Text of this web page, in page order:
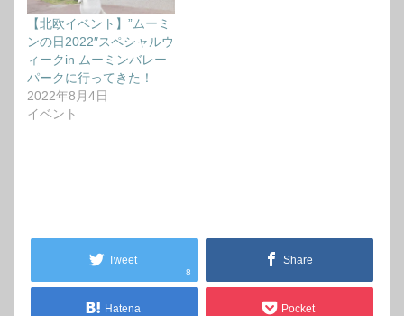
【北欧イベント】”ムーミ
ンの日2022″スペシャルウ
ィークin ムーミンバレー
パークに行ってきた！
2022年8月4日
イベント
Tweet
8
Share
Hatena Pocket